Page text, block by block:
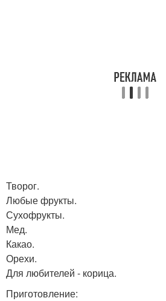
Творог.
Любые фрукты.
Сухофрукты.
Мед.
Какао.
Орехи.
Для любителей - корица.
Приготовление: